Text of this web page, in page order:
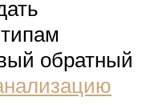
обратный